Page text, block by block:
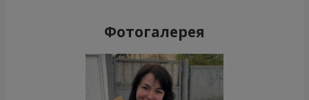
Фотогалерея